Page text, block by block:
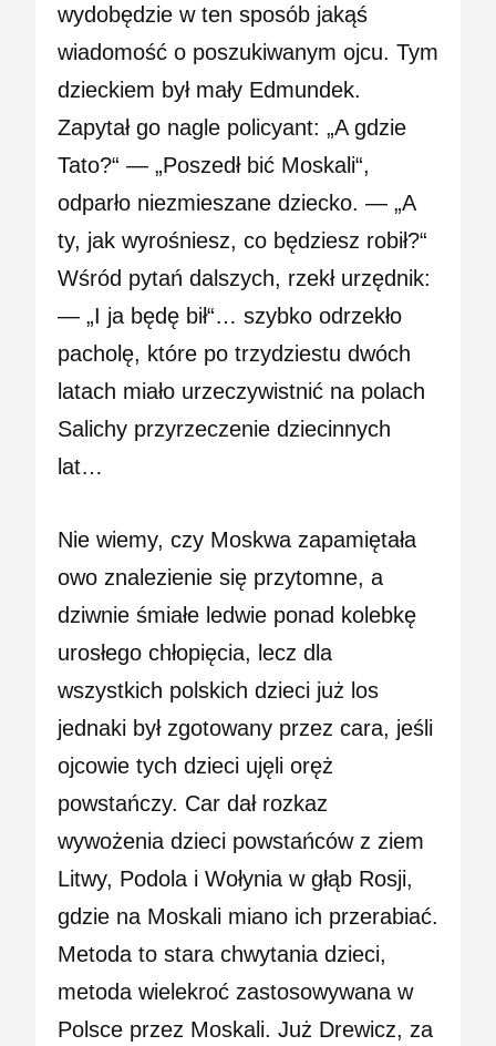
wydobędzie w ten sposób jakąś
wiadomość o poszukiwanym ojcu. Tym
dzieckiem był mały Edmundek.
Zapytał go nagle policyant: „A gdzie
Tato?“ — „Poszedł bić Moskali“,
odparło niezmieszane dziecko. — „A
ty, jak wyrośniesz, co będziesz robił?“
Wśród pytań dalszych, rzekł urzędnik:
— „I ja będę bił“… szybko odrzekło
pacholę, które po trzydziestu dwóch
latach miało urzeczywistnić na polach
Salichy przyrzeczenie dziecinnych
lat…
Nie wiemy, czy Moskwa zapamiętała
owo znalezienie się przytomne, a
dziwnie śmiałe ledwie ponad kolebkę
urosłego chłopięcia, lecz dla
wszystkich polskich dzieci już los
jednaki był zgotowany przez cara, jeśli
ojcowie tych dzieci ujęli oręż
powstańczy. Car dał rozkaz
wywożenia dzieci powstańców z ziem
Litwy, Podola i Wołynia w głąb Rosji,
gdzie na Moskali miano ich przerabiać.
Metoda to stara chwytania dzieci,
metoda wielekroć zastosowywana w
Polsce przez Moskali. Już Drewicz, za